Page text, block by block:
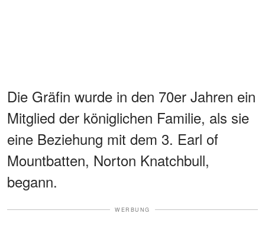
Die Gräfin wurde in den 70er Jahren ein
Mitglied der königlichen Familie, als sie
eine Beziehung mit dem 3. Earl of
Mountbatten, Norton Knatchbull,
begann.
WERBUNG